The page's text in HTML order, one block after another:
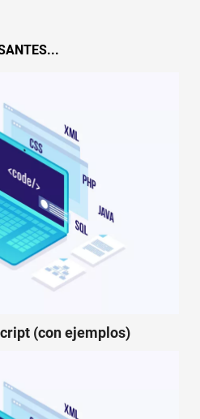
(con ejemplos)